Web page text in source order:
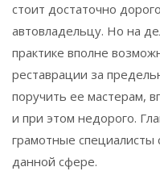
стоит достаточно
автовладельцу. Но на
практике вполне
реставрации за
поручить ее мастерам,
и при этом недорого.
грамотные
данной сфере.